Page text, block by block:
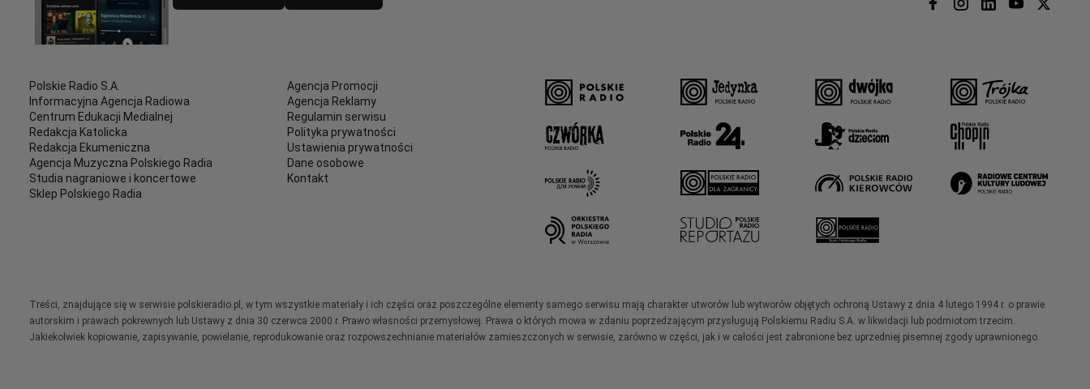
Polskie Radio S.A.
Informacyjna Agencja Radiowa
Centrum Edukacji Medialnej
Redakcja Katolicka
Redakcja Ekumeniczna
Agencja Muzyczna Polskiego Radia
Studia nagraniowe i koncertowe
Sklep Polskiego Radia
Agencja Promocji
Agencja Reklamy
Regulamin serwisu
Polityka prywatności
Ustawienia prywatności
Dane osobowe
Kontakt
Treści, znajdujące się w serwisie polskieradio.pl, w tym wszystkie materiały i ich części oraz poszczególne elementy samego serwisu mają charakter utworów lub wytworów objętych ochroną Ustawy z dnia 4 lutego 1994 r. o prawie
autorskim i prawach pokrewnych lub Ustawy z dnia 30 czerwca 2000 r. Prawo własności przemysłowej. Prawa o których mowa w zdaniu poprzedzającym przysługują Polskiemu Radiu S.A. w likwidacji lub podmiotom trzecim.
Jakiekolwiek kopiowanie, zapisywanie, powielanie, reprodukowanie oraz rozpowszechnianie materiałów zamieszczonych w serwisie, zarówno w części, jak i w całości jest zabronione bez uprzedniej pisemnej zgody uprawnionego.